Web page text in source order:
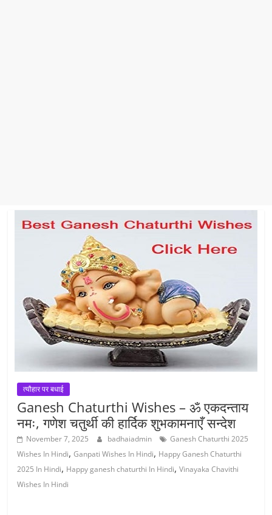
त्यौहार पर बधाई
Ganesh Chaturthi Wishes – ॐ एकदन्ताय
नमः, गणेश चतुर्थी की हार्दिक शुभकामनाएँ सन्देश
November 7, 2025 badhaiadmin
Ganesh Chaturthi 2025
Wishes In Hindi,Ganpati Wishes In Hindi, Happy Ganesh Chaturthi
2025 In Hindi, Happy ganesh chaturthi In Hindi,Vinayaka Chavithi
Wishes In Hindi